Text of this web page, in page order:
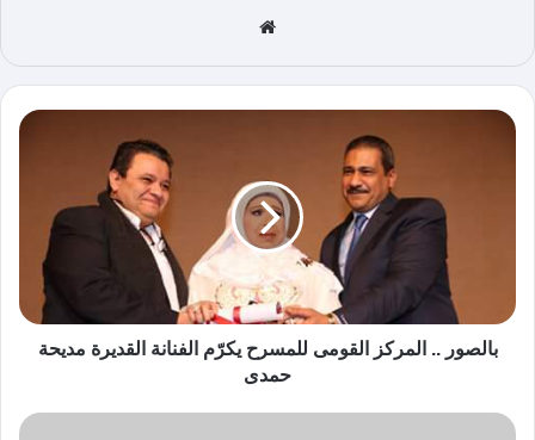
الوي
ب
بالصور .. المركز القومى للمسرح يكرّم الفنانة القديرة مديحة
حمدى